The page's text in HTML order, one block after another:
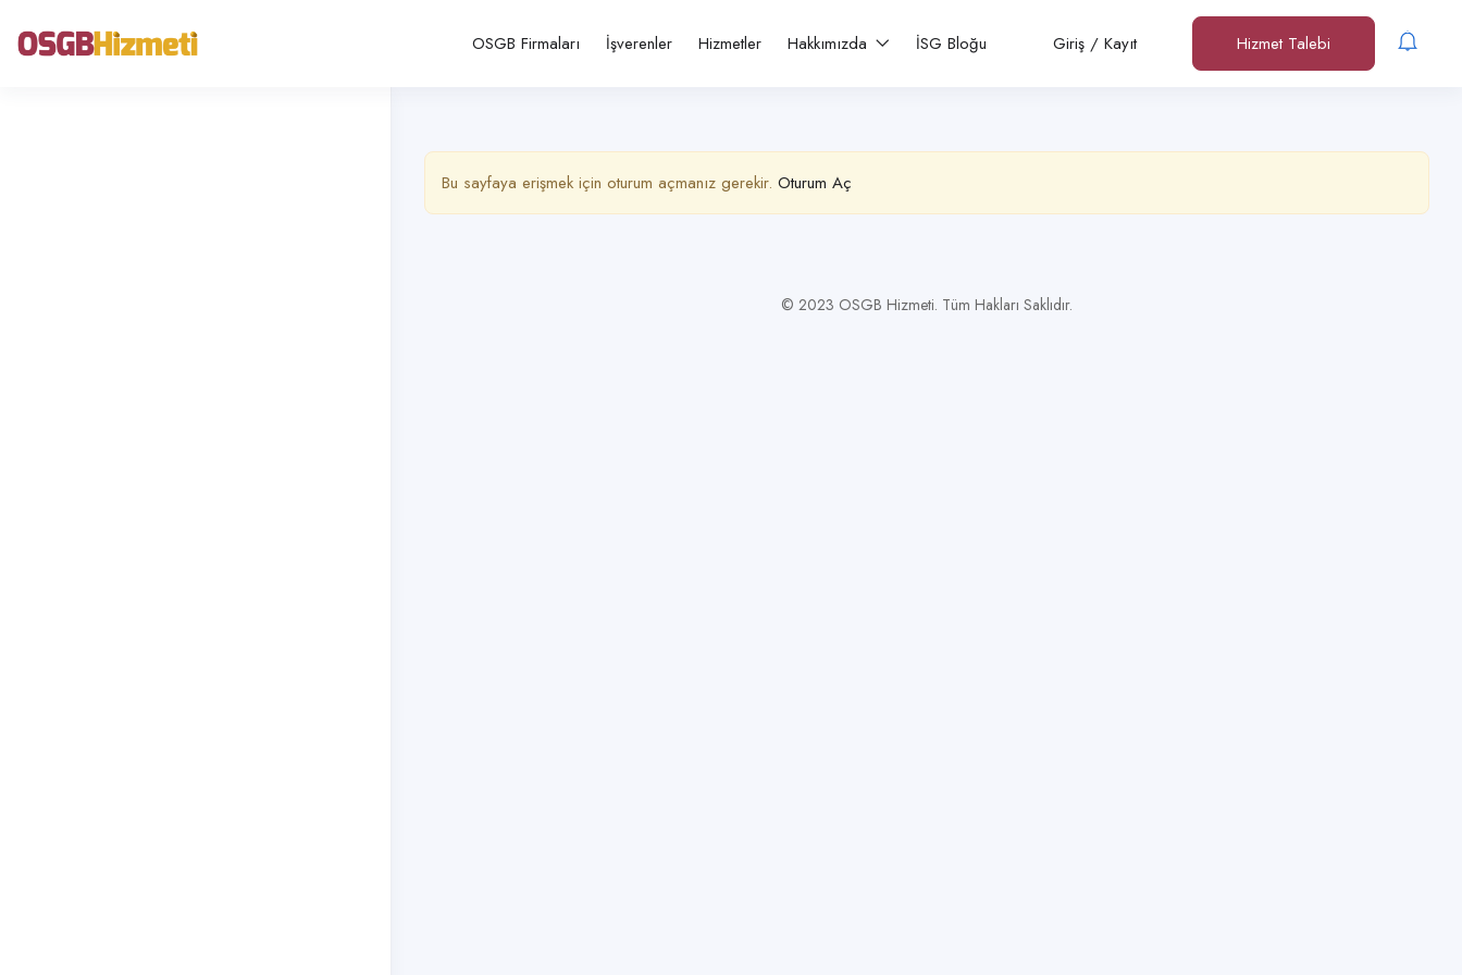
OSGB Firmaları İşverenler Hizmetler Hakkımızda İSG Bloğu Giriş / Kayıt Hizmet Talebi
Bu sayfaya erişmek için oturum açmanız gerekir. Oturum Aç
© 2023 OSGB Hizmeti. Tüm Hakları Saklıdır.